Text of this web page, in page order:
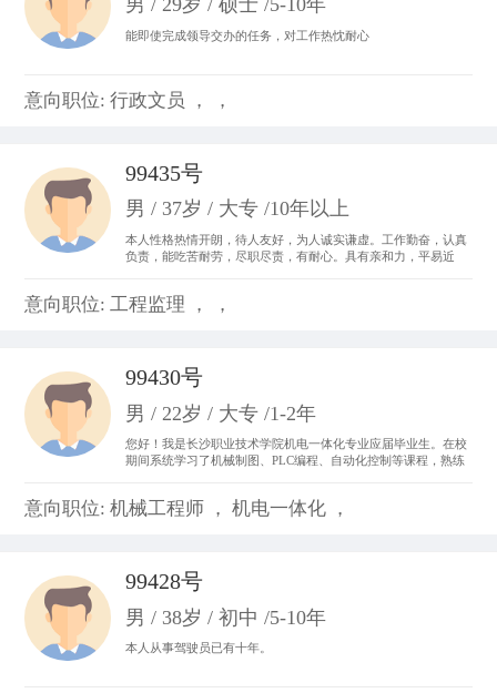
男 / 29岁 / 硕士 /5-10年
能即使完成领导交办的任务，对工作热忱耐心
意向职位: 行政文员 ， ，
99435号
男 / 37岁 / 大专 /10年以上
本人性格热情开朗，待人友好，为人诚实谦虚。工作勤奋，认真
负责，能吃苦耐劳，尽职尽责，有耐心。具有亲和力，平易近
的精神，并从工作中体会到乐趣，尽心尽力。
意向职位: 工程监理 ， ，
99430号
男 / 22岁 / 大专 /1-2年
您好！我是长沙职业技术学院机电一体化专业应届毕业生。在校
期间系统学习了机械制图、PLC编程、自动化控制等课程，熟练
验。我善于团队协作，动手能力强，对工业自动化领域充满热情
意向职位: 机械工程师 ， 机电一体化 ，
99428号
男 / 38岁 / 初中 /5-10年
本人从事驾驶员已有十年。